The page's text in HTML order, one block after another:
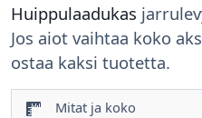
Huippulaadukas
Jos aiot vaihtaa koko
ostaa kaksi tuotetta.
Mitat ja koko